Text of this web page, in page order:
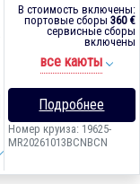
В стоимость включены:
портовые сборы 360 €
сервисные сборы
включены
все каюты
Подробнее
Номер круиза: 19625-
MR20261013BCNBCN